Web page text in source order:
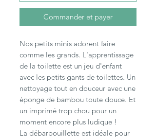
Commander et payer
Nos petits minis adorent faire
comme les grands. L'apprentissage
de la toilette est un jeu d'enfant
avec les petits gants de toilettes. Un
nettoyage tout en douceur avec une
éponge de bambou toute douce. Et
un imprimé trop chou pour un
moment encore plus ludique !
La débarbouillette est idéale pour